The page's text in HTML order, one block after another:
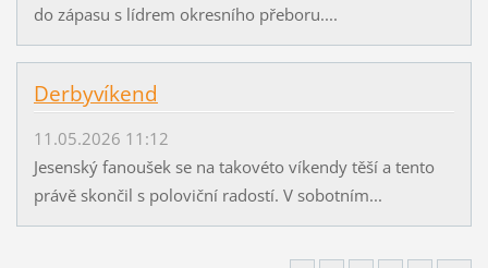
do zápasu s lídrem okresního přeboru....
Derbyvíkend
11.05.2026 11:12
Jesenský fanoušek se na takovéto víkendy těší a tento
právě skončil s poloviční radostí. V sobotním...